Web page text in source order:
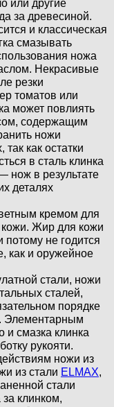
или другие
за древесиной.
и классическая
смазывать
ножа
Некрасивые
резки
томатов или
может повлиять
содержащим
ножи
как остатки
в сталь клинка
нож в результате
деталях
кремом для
Жир для кожи
не годится
как и оружейное
стали, ножи
сталей,
порядке
Элементарным
и смазка клинка
рукояти.
ножи из
из стали ELMAX,
стали
за клинком,